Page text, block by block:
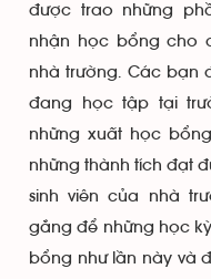
được trao những
nhận học bổng cho
nhà trường. Các bạn
đang học tập tại
những xuất học
những thành tích đạt
sinh viên của nhà
gắng để những học
bổng như lần này và